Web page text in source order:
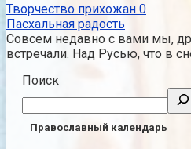
Творчество прихожан 0
Пасхальная радость
Совсем недавно с вами мы,
встречали. Над Русью, что в
Поиск
Православный календарь